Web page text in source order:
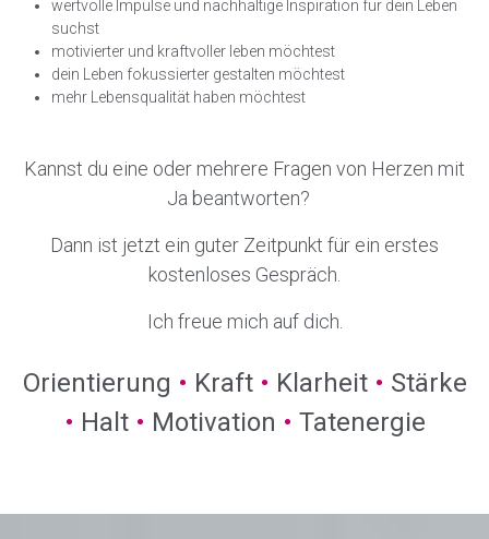
wertvolle Impulse und nachhaltige Inspiration für dein Leben
suchst
motivierter und kraftvoller leben möchtest
dein Leben fokussierter gestalten möchtest
mehr Lebensqualität haben möchtest
Kannst du eine oder mehrere Fragen von Herzen mit
Ja beantworten?
Dann ist jetzt ein guter Zeitpunkt für ein erstes
kostenloses Gespräch.
Ich freue mich auf dich.
Orientierung • Kraft • Klarheit • Stärke
• Halt • Motivation • Tatenergie